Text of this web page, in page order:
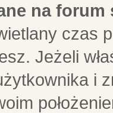
na forum
czas
Jeżeli
i